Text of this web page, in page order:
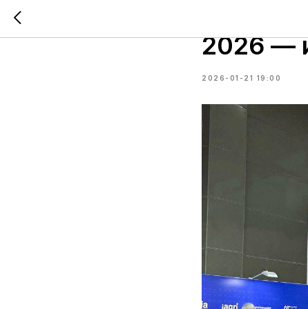
2026 —
2026-01-21 19:00